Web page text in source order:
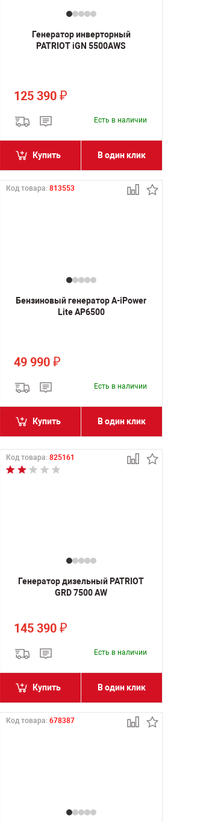
Генератор инверторный
PATRIOT iGN 5500AWS
125 390₽
Есть в наличии
Купить В один клик
Код товара:813553
Бензиновый генератор A-iPower
Lite AP6500
49 990₽
Есть в наличии
Купить В один клик
Код товара:825161
Генератор дизельный PATRIOT
GRD 7500 AW
145 390₽
Есть в наличии
Купить В один клик
Код товара:678387